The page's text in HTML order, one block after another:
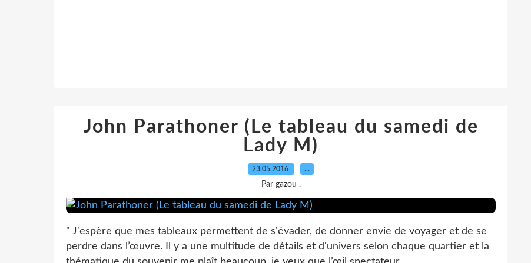
John Parathoner (Le tableau du samedi de
Lady M)
23.05.2016 …
Par gazou .
" J'espère que mes tableaux permettent de s'évader, de donner envie de voyager et de se
perdre dans l’œuvre. Il y a une multitude de détails et d'univers selon chaque quartier et la